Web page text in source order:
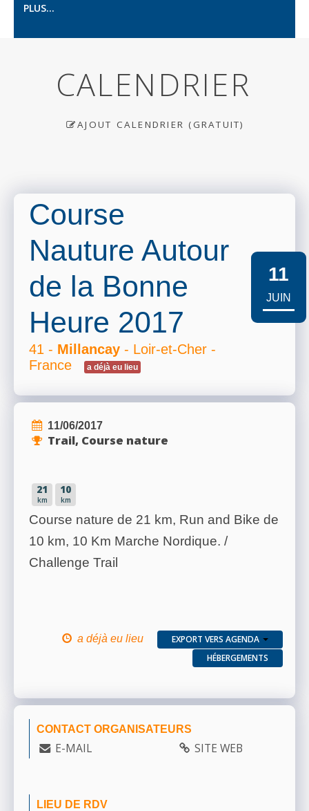
PLUS...
CALENDRIER
AJOUT CALENDRIER (GRATUIT)
Course
Nauture Autour
de la Bonne
Heure 2017
41 - Millancay - Loir-et-Cher -
France
a déjà eu lieu
11
JUIN
11/06/2017
Trail, Course nature
21
km
10
km
Course nature de 21 km, Run and Bike de
10 km, 10 Km Marche Nordique. /
Challenge Trail
a déjà eu lieu
EXPORT VERS AGENDA
HÉBERGEMENTS
CONTACT ORGANISATEURS
E-MAIL SITE WEB
LIEU DE RDV